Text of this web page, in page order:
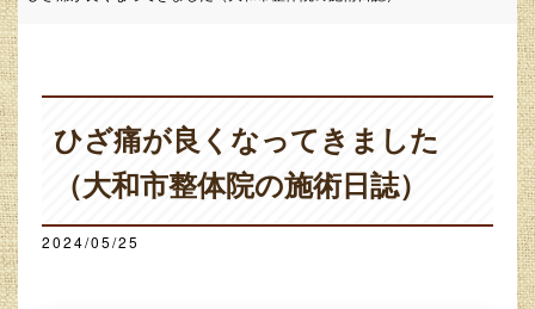
ひざ痛が良くなってきました
（大和市整体院の施術日誌）
2024/05/25